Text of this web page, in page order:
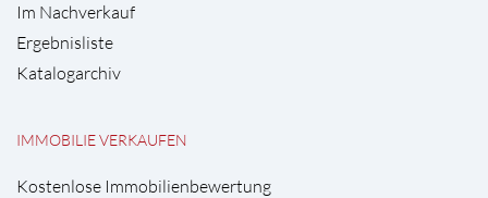
Im Nachverkauf
Ergebnisliste
Katalogarchiv
IMMOBILIE VERKAUFEN
Kostenlose Immobilienbewertung